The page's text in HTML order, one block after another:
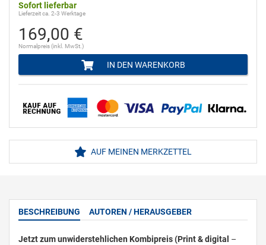
Sofort lieferbar
Lieferzeit ca. 2-3 Werktage
169,00 €
Normalpreis (inkl. MwSt.)
IN DEN WARENKORB
AUF MEINEN MERKZETTEL
BESCHREIBUNG AUTOREN / HERAUSGEBER
Jetzt zum unwiderstehlichen Kombipreis (Print & digital –